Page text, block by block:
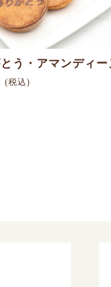
う・アマンディー
(税込)
へ進む